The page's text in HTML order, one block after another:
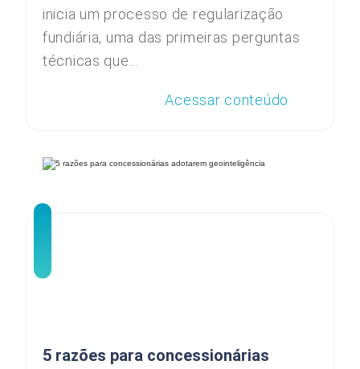
inicia um processo de regularização
fundiária, uma das primeiras perguntas
técnicas que...
Acessar conteúdo
5 razões para concessionárias